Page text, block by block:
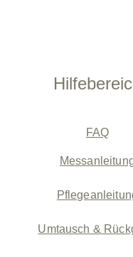
FAQ
Umtausch &